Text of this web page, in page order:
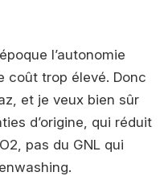
l’autonomie
coût trop élevé. Donc
et je veux bien sûr
d’origine, qui réduit
pas du GNL qui